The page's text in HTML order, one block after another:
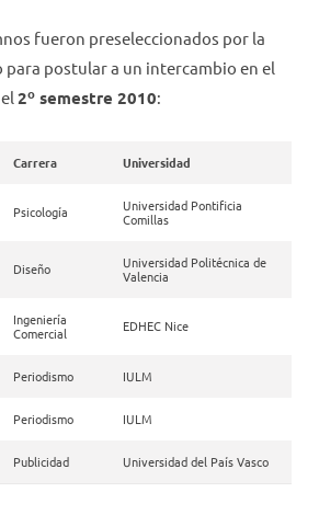
fueron preseleccionados por la
para postular a un intercambio en el
2º semestre 2010:
Carrera Universidad
Psicología
Universidad Pontificia
Comillas
Diseño
Universidad Politécnica de
Valencia
Ingeniería
Comercial
EDHEC Nice
Periodismo IULM
Periodismo IULM
Publicidad Universidad del País Vasco